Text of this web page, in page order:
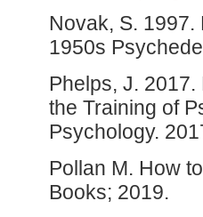
Novak, S. 1997.
1950s
Phelps, J.
the Training of
Psychology.
Pollan M. How
Books; 2019.